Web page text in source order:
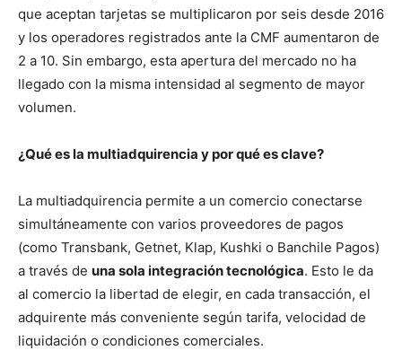
que aceptan tarjetas se multiplicaron por seis desde 2016
y los operadores registrados ante la CMF aumentaron de
2 a 10. Sin embargo, esta apertura del mercado no ha
llegado con la misma intensidad al segmento de mayor
volumen.
¿Qué es la multiadquirencia y por qué es clave?
La multiadquirencia permite a un comercio conectarse
simultáneamente con varios proveedores de pagos
(como Transbank, Getnet, Klap, Kushki o Banchile Pagos)
a través de una sola integración tecnológica. Esto le da
al comercio la libertad de elegir, en cada transacción, el
adquirente más conveniente según tarifa, velocidad de
liquidación o condiciones comerciales.